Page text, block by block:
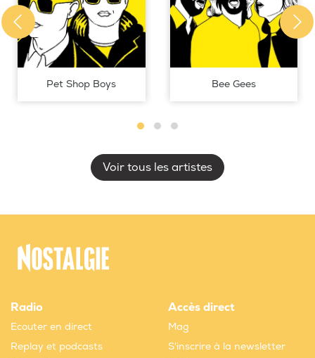
Pet Shop Boys Bee Gees
Voir tous les artistes
Radio
Ecouter en direct
Replay et podcasts
Accès direct
Mag
S'inscrire à la newsletter